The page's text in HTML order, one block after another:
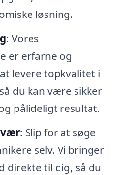
løsning.
: Vores
er erfarne og
levere topkvalitet i
du kan være sikker
pålideligt resultat.
: Slip for at søge
selv. Vi bringer
direkte til dig, så du